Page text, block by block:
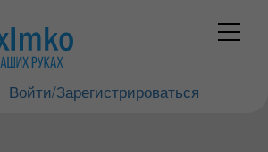
Войти/Зарегистрироваться